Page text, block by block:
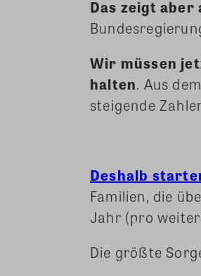
Das zeigt aber
Wir müssen
halten. Aus
steigende
Deshalb
Familien, die
Jahr (pro
Die größte